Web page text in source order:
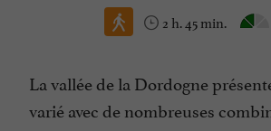
2 h. 45 min.
La vallée de la Dordogne
varié avec de nombreuses